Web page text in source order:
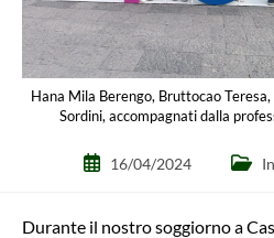
Hana Mila Berengo, Bruttocao
Sordini, accompagnati dalla
Articolo16/04/2024
Durante il nostro soggiorno a